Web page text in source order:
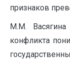
признаков
М.М. Васягина
конфликта